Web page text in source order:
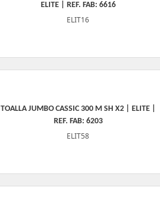
ELITE | REF. FAB: 6616
ELIT16
TOALLA JUMBO CASSIC 300 M SH X2 | ELITE |
REF. FAB: 6203
ELIT58